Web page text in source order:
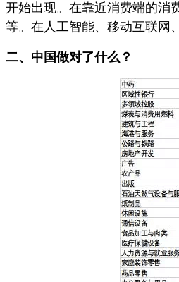
开始出现。在靠近消费端的消
等。在人工智能、移动互联网
二、中国做对了什么？